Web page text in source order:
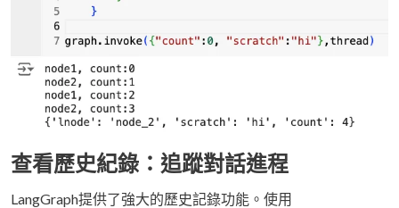
查看歷史紀錄：追蹤對話進程
LangGraph提供了強大的歷史記錄功能。使用